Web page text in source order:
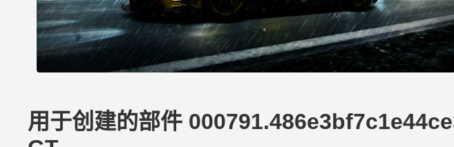
用于创建的部件